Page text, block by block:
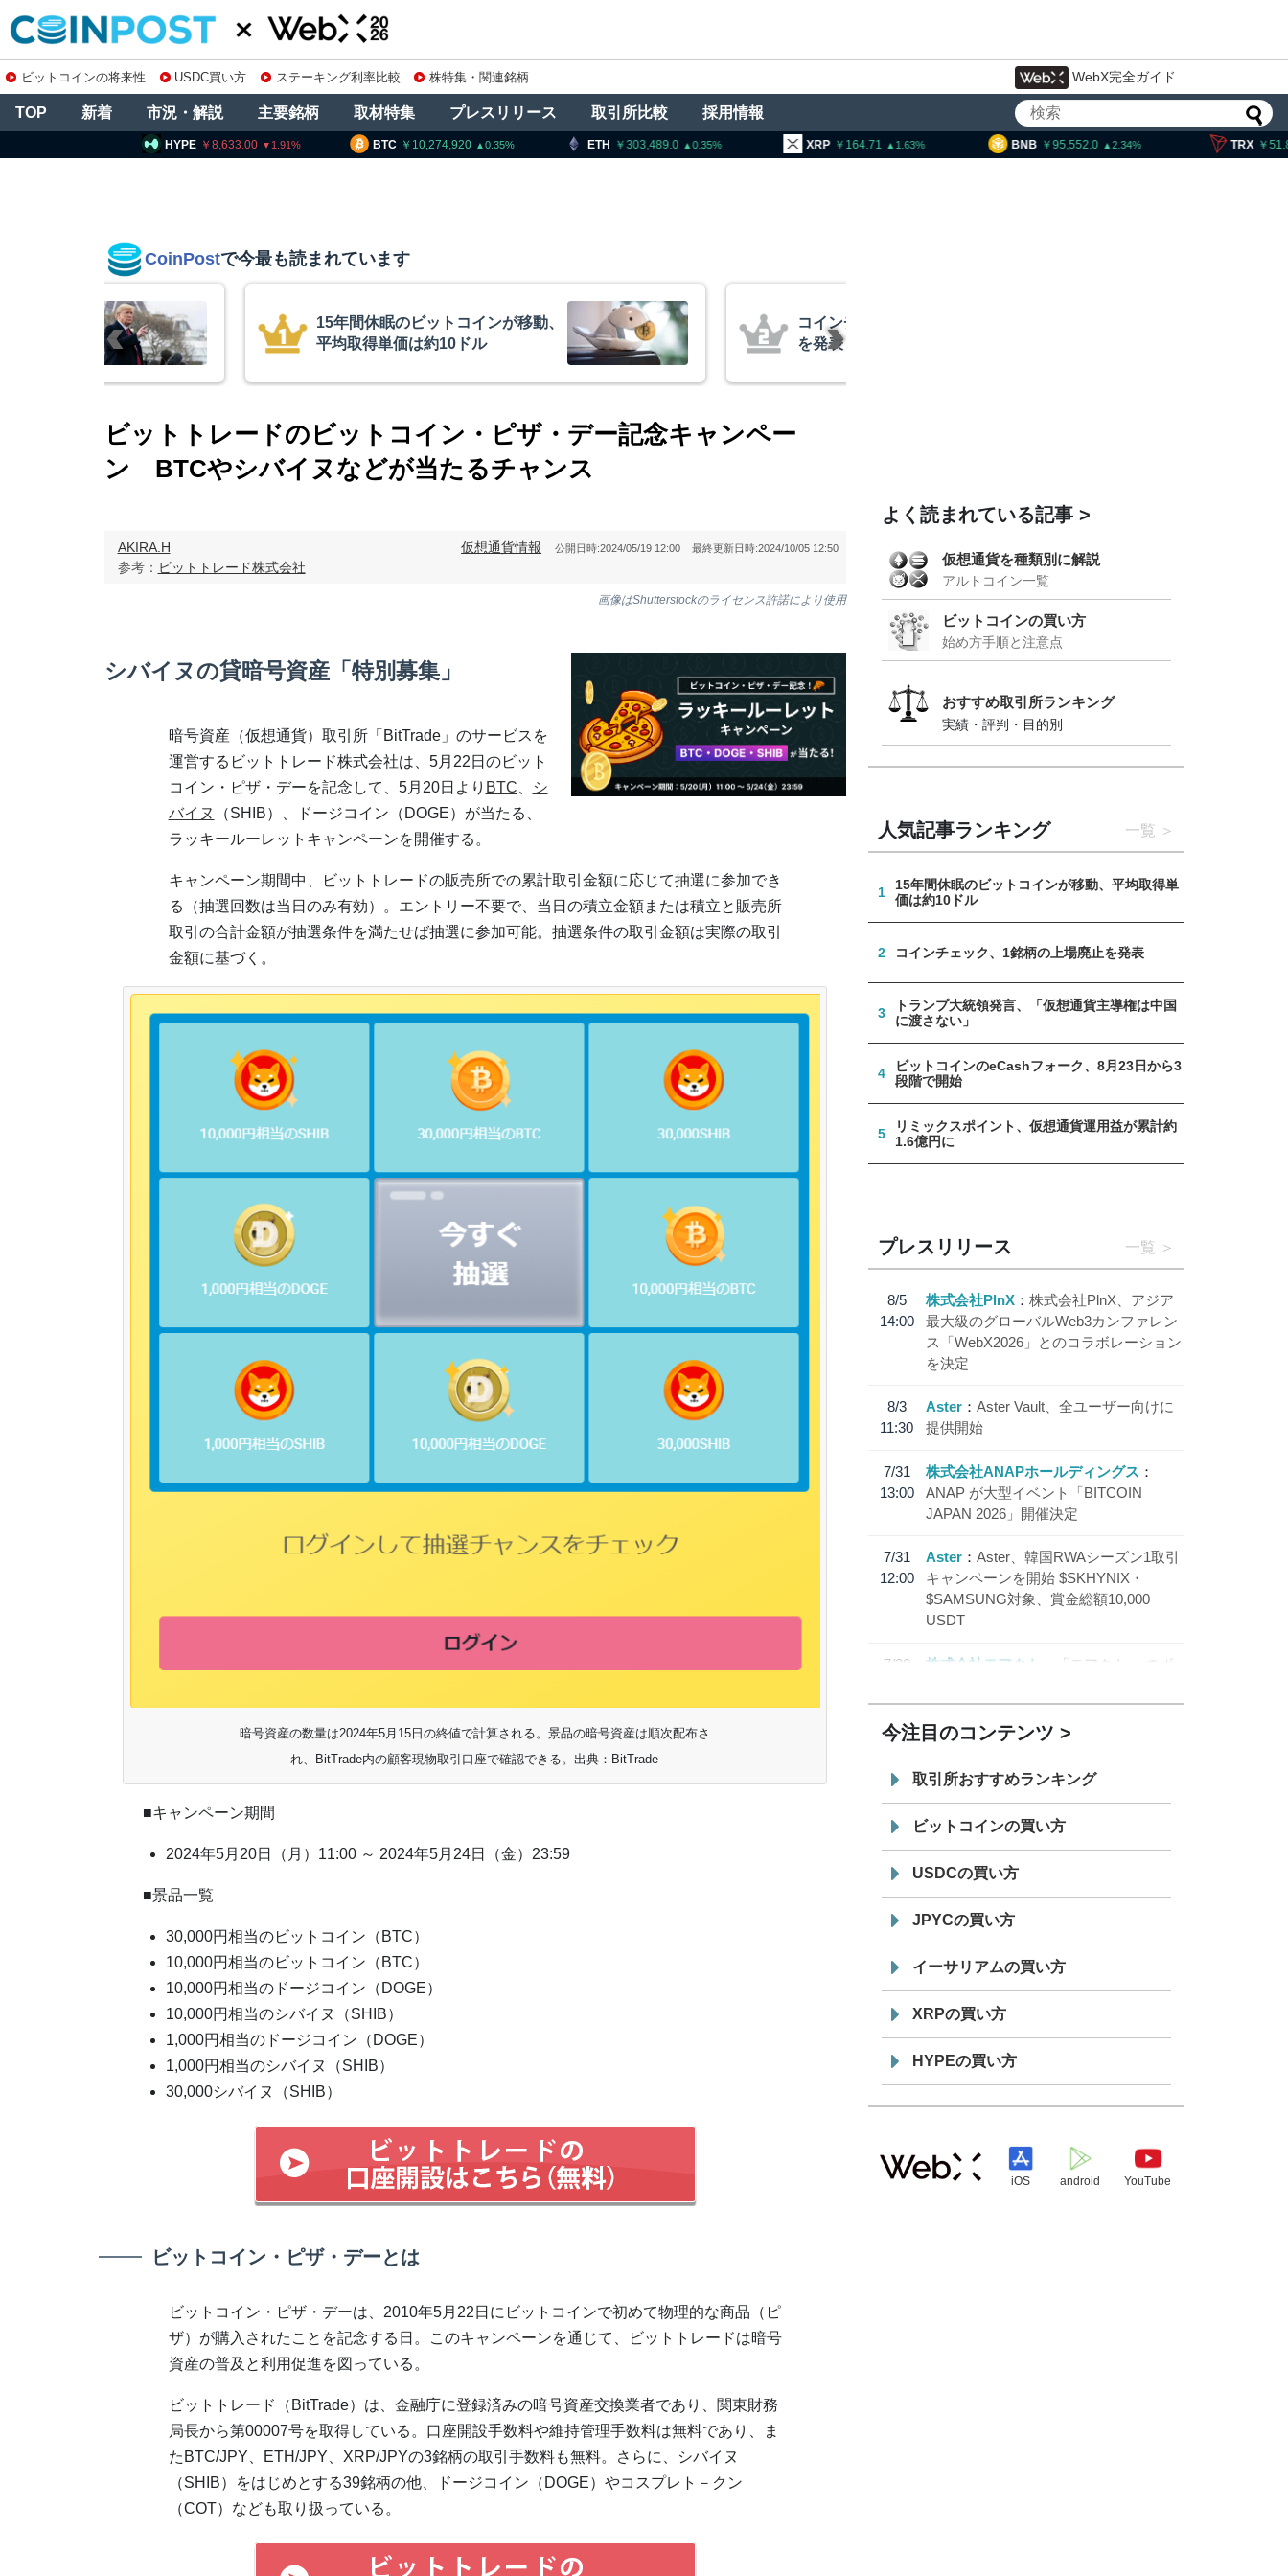
ビットコインの将来性 USDC買い方 ステーキング利率比較 株特集・関連銘柄 WebX完全ガイド
TOP 新着 市況・解説 主要銘柄 取材特集 プレスリリース 取引所比較 採用情報
BTC 10,274,920 ETH 303,489.0 XRP 164.71 1.63 BNB 95,552.0 TRX 51.86 0.34 SOL
CoinPostで今最も読まれています
コインチェック、1銘柄の上場廃止
を発表
トランプ大統領発言、「仮想通貨主
導権は中国に渡さない」
ビットトレードのビットコイン・ピザ・デー記念キャンペー
ン BTCやシバイヌなどが当たるチャンス
AKIRA.H
参考： ビットトレード株式会社
仮想通貨情報 公開日時:2024/05/19 12:00 最終更新日時:2024/10/05 12:50
画像はShutterstockのライセンス許諾により使用
シバイヌの貸暗号資産「特別募集」
暗号資産（仮想通貨）取引所「BitTrade」のサービスを
運営するビットトレード株式会社は、5月22日のビット
コイン・ピザ・デーを記念して、5月20日より BTC
シ
バイヌ
（SHIB）、ドージコイン（DOGE）が当たる、
ラッキールーレットキャンペーンを開催する。
キャンペーン期間中、ビットトレードの販売所での累計取引金額に応じて抽選に参加でき
る（抽選回数は当日のみ有効）。エントリー不要で、当日の積立金額または積立と販売所
取引の合計金額が抽選条件を満たせば抽選に参加可能。抽選条件の取引金額は実際の取引
金額に基づく。
暗号資産の数量は2024年5月15日の終値で計算される。景品の暗号資産は順次配布さ
れ、BitTrade内の顧客現物取引口座で確認できる。出典：BitTrade
■キャンペーン期間
2024年5月20日（月）11:00 ～ 2024年5月24日（金）23:59
■景品一覧
30,000円相当のビットコイン（BTC）
10,000円相当のビットコイン（BTC）
10,000円相当のドージコイン（DOGE）
10,000円相当のシバイヌ（SHIB）
1,000円相当のドージコイン（DOGE）
1,000円相当のシバイヌ（SHIB）
30,000シバイヌ（SHIB）
ビットコイン・ピザ・デーとは
ビットコイン・ピザ・デーは、2010年5月22日にビットコインで初めて物理的な商品（ピ
ザ）が購入されたことを記念する日。このキャンペーンを通じて、ビットトレードは暗号
資産の普及と利用促進を図っている。
ビットトレード（BitTrade）は、金融庁に登録済みの暗号資産交換業者であり、関東財務
局長から第00007号を取得している。口座開設手数料や維持管理手数料は無料であり、ま
たBTC/JPY、ETH/JPY、XRP/JPYの3銘柄の取引手数料も無料。さらに、シバイヌ
（SHIB）をはじめとする39銘柄の他、ドージコイン（DOGE）やコスプレト－クン
（COT）なども取り扱っている。
よく読まれている記事
仮想通貨を種類別に解説
アルトコイン一覧
ビットコインの買い方
始め方手順と注意点
おすすめ取引所ランキング
実績・評判・目的別
人気記事ランキング 一覧
1
15年間休眠のビットコインが移動、平均取得単
価は約10ドル
2 コインチェック、1銘柄の上場廃止を発表
3
トランプ大統領発言、「仮想通貨主導権は中国
に渡さない」
4
ビットコインのeCashフォーク、8月23日から3
段階で開始
5
リミックスポイント、仮想通貨運用益が累計約
1.6億円に
プレスリリース 一覧
8/5
14:00
株式会社PlnX
株式会社PlnX、アジア
最大級のグローバルWeb3カンファレン
ス「WebX2026」とのコラボレーション
を決定
8/3
11:30
Aster
Aster Vault、全ユーザー向けに
提供開始
7/31
13:00
株式会社ANAPホールディングス
ANAP が大型イベント「BITCOIN
JAPAN 2026」開催決定
7/31
12:00
Aster
Aster、韓国RWAシーズン1取引
キャンペーンを開始 $SKHYNIX・
$SAMSUNG対象、賞金総額10,000
USDT
7/30
株式会社モアクト
「モアクト」 のポ
「 JPYC」を追加
19:30
てステーブルコイン「JPYSC」徹底解
説セミナーを開催
今注目のコンテンツ
取引所おすすめランキング
ビットコインの買い方
USDCの買い方
JPYCの買い方
イーサリアムの買い方
XRPの買い方
HYPEの買い方
iOS android YouTube